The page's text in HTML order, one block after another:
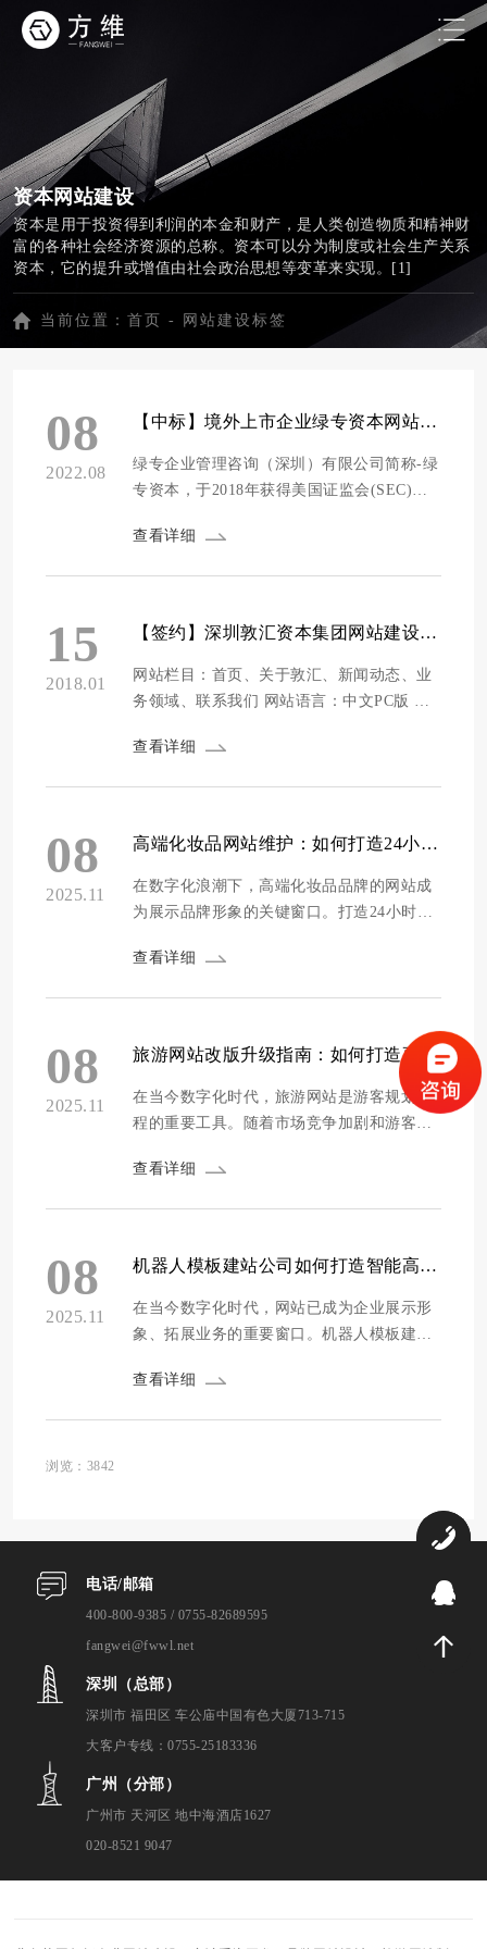
资本网站建设
资本是用于投资得到利润的本金和财产，是人类创造物质和精神财
富的各种社会经济资源的总称。资本可以分为制度或社会生产关系
资本，它的提升或增值由社会政治思想等变革来实现。[1]
当前位置： 首页 - 网站建设标签
08
2022.08
【中标】境外上市企业绿专资本网站建设项目
绿专企业管理咨询（深圳）有限公司简称-绿
专资本，于2018年获得美国证监会(SEC)批
(NASDAQ:GRNQ)并于纳斯达克主板成功上
化”的国际金融创新资本平台。 绿专资本
日获得美国证监会(SE...
查看详细
15
2018.01
【签约】深圳敦汇资本集团网站建设项目
网站栏目：首页、关于敦汇、新闻动态、业
务领域、联系我们 网站语言：中文PC版 网
（简称“敦汇资本”）成立于2015年，位于中
股实体。 深圳市创投汇富资产管理有限公司
（简称“创投汇富”）为敦汇资本全资控股
子...
查看详细
08
2025.11
高端化妆品网站维护：如何打造24小时在线的品牌形象
在数字化浪潮下，高端化妆品品牌的网站成
为展示品牌形象的关键窗口。打造24小时在
连接，提升品牌知名度与影响力。通过有效
感与吸引力 高端化妆品网站的内容需不断更
新，以满足消费者对新品、潮流趋势的...
查看详细
08
2025.11
旅游网站改版升级指南：如何打造更吸引游客的在线体验
在当今数字化时代，旅游网站是游客规划行
程的重要工具。随着市场竞争加剧和游客需
更吸引游客的在线体验，能提升网站竞争
需求 改版升级前，需深入了解游客需求。可
通过问卷调查、用户访谈、数据分析等...
查看详细
08
2025.11
机器人模板建站公司如何打造智能高效的网站解决方案
在当今数字化时代，网站已成为企业展示形
象、拓展业务的重要窗口。机器人模板建站
角。然而，要打造智能高效的网站解决方案
查看详细
浏览：3842
电话/邮箱
400-800-9385 / 0755-82689595
fangwei@fwwl.net
深圳（总部）
深圳市 福田区 车公庙中国有色大厦713-715
大客户专线：0755-25183336
广州（分部）
广州市 天河区 地中海酒店1627
020-8521 9047